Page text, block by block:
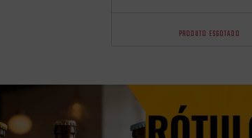
PRODUTO ESGOTADO